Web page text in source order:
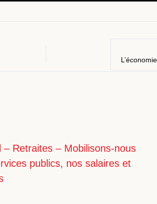
– Retraites – Mobilisons-nous
publics, nos salaires et